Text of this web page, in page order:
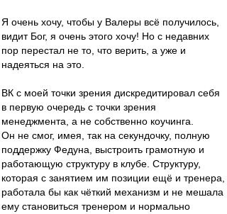
Я очень хочу, чтобы у Валеры всё получилось,
видит Бог, я очень этого хочу! Но с недавних
пор перестал не то, что верить, а уже и
надеяться на это.
ВК с моей точки зрения дискредитировал себя
в первую очередь с точки зрения
менеджмента, а не собственно коучинга.
Он не смог, имея, так на секундочку, полную
поддержку Федуна, выстроить грамотную и
работающую структуру в клубе. Структуру,
которая с занятием им позиции ещё и тренера,
работала бы как чёткий механизм и не мешала
ему становиться тренером и нормально